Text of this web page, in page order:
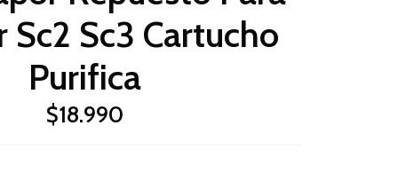
Sc2 Sc3 Cartucho
Purifica
$18.990